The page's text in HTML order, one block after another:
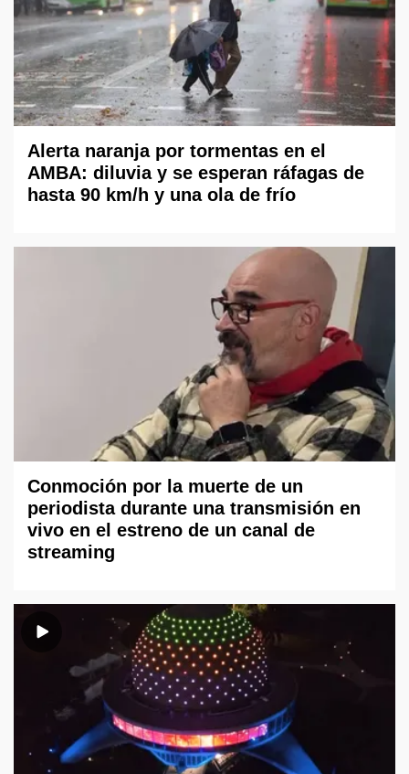
Alerta naranja por tormentas en el
AMBA: diluvia y se esperan ráfagas de
hasta 90 km/h y una ola de frío
Conmoción por la muerte de un
periodista durante una transmisión en
vivo en el estreno de un canal de
streaming